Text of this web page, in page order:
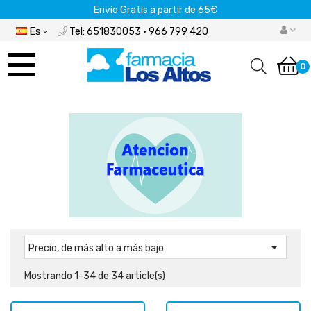
Envío Gratis a partir de 65€
Es Tel: 651830053 · 966 799 420
Navegación
palanca
0
Precio, de más alto a más bajo 
Mostrando 1-34 de 34 article(s)